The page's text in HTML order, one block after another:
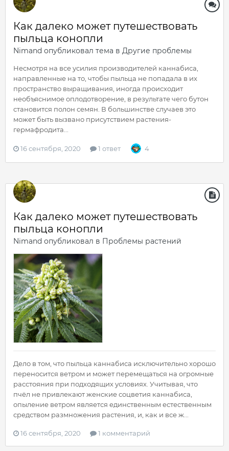
Как далеко может путешествовать
пыльца конопли
Nimand опубликовал тема в Другие проблемы
Несмотря на все усилия производителей каннабиса,
направленные на то, чтобы пыльца не попадала в их
пространство выращивания, иногда происходит
необъяснимое оплодотворение, в результате чего бутон
становится полон семян. В большинстве случаев это
может быть вызвано присутствием растения-
гермафродита...
16 сентября, 2020 1 ответ 4
Как далеко может путешествовать
пыльца конопли
Nimand опубликовал в Проблемы растений
Дело в том, что пыльца каннабиса исключительно хорошо
переносится ветром и может перемещаться на огромные
расстояния при подходящих условиях. Учитывая, что
пчёл не привлекают женские соцветия каннабиса,
опыление ветром является единственным естественным
средством размножения растения, и, как и все ж...
16 сентября, 2020 1 комментарий